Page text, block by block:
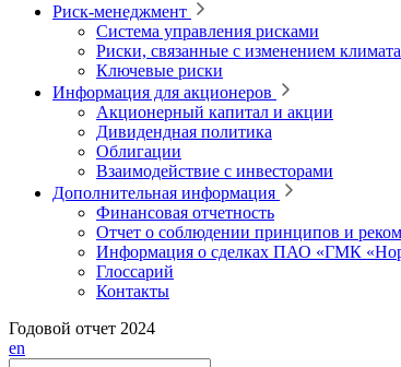
Риск-менеджмент
Система управления рисками
Риски, связанные с изменением климата
Ключевые риски
Информация для акционеров
Акционерный капитал и акции
Дивидендная политика
Облигации
Взаимодействие с инвесторами
Дополнительная информация
Финансовая отчетность
Отчет о соблюдении принципов и
Информация о сделках ПАО «ГМК
Глоссарий
Контакты
Годовой отчет 2024
en